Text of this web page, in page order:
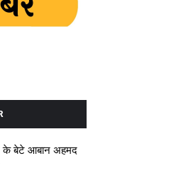
के बेटे आबान अहमद